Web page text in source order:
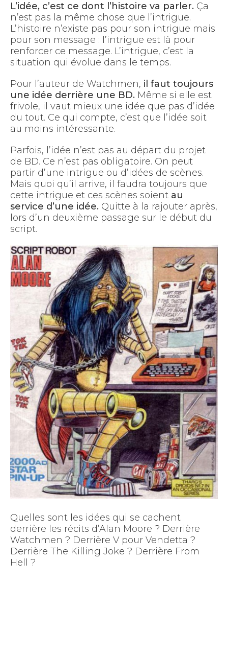
L’idée, c’est ce dont l’histoire va parler. Ça
n’est pas la même chose que l’intrigue.
L’histoire n’existe pas pour son intrigue mais
pour son message : l’intrigue est là pour
renforcer ce message. L’intrigue, c’est la
situation qui évolue dans le temps.
Pour l’auteur de Watchmen, il faut toujours
une idée derrière une BD. Même si elle est
frivole, il vaut mieux une idée que pas d’idée
du tout. Ce qui compte, c’est que l’idée soit
au moins intéressante.
Parfois, l’idée n’est pas au départ du projet
de BD. Ce n’est pas obligatoire. On peut
partir d’une intrigue ou d’idées de scènes.
Mais quoi qu’il arrive, il faudra toujours que
cette intrigue et ces scènes soient au
service d’une idée. Quitte à la rajouter après,
lors d’un deuxième passage sur le début du
script.
Quelles sont les idées qui se cachent
derrière les récits d’Alan Moore ? Derrière
Watchmen ? Derrière V pour Vendetta ?
Derrière The Killing Joke ? Derrière From
Hell ?